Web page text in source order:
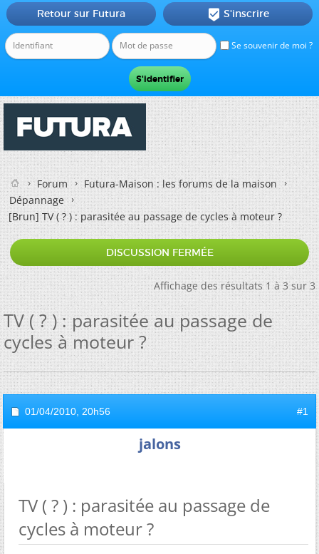
Se souvenir de moi ?
Retour sur Futura  S'inscrire
Forum
Futura-Maison : les forums de la maison
Dépannage
[Brun]TV ( ? ) : parasitée au passage de cycles à moteur ?
DISCUSSION FERMÉE
Affichage des résultats 1 à 3 sur 3
TV ( ? ) : parasitée au passage de
cycles à moteur ?
01/04/2010, 20h56 #1
jalons
TV ( ? ) : parasitée au passage de
cycles à moteur ?